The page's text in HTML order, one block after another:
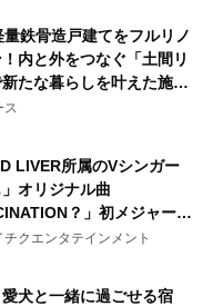
鉄骨造戸建てをフルリノ
内と外をつなぐ「土間リ
たな暮らしを叶えた施工
社アースが公開
ス
LIVER所属のVシンガー
」オリジナル曲
？」初メジャー配
定！
クエンタテインメント
愛犬と一緒に過ごせる宿